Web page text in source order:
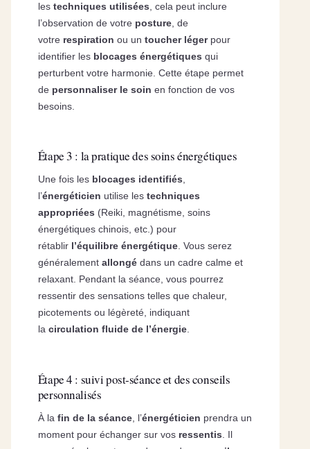
les techniques utilisées, cela peut inclure
l’observation de votre posture, de
votre respiration ou un toucher léger pour
identifier les blocages énergétiques qui
perturbent votre harmonie. Cette étape permet
de personnaliser le soin en fonction de vos
besoins.
Étape 3 : la pratique des soins énergétiques
Une fois les blocages identifiés,
l’énergéticien utilise les techniques
appropriées (Reiki, magnétisme, soins
énergétiques chinois, etc.) pour
rétablir l’équilibre énergétique. Vous serez
généralement allongé dans un cadre calme et
relaxant. Pendant la séance, vous pourrez
ressentir des sensations telles que chaleur,
picotements ou légèreté, indiquant
la circulation fluide de l’énergie.
Étape 4 : suivi post-séance et des conseils
personnalisés
À la fin de la séance, l’énergéticien prendra un
moment pour échanger sur vos ressentis . Il